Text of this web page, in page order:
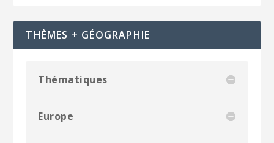
THÈMES + GÉOGRAPHIE
Thématiques
Europe